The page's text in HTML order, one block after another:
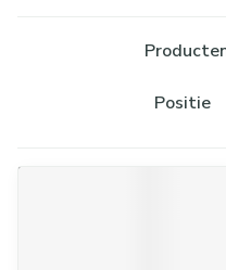
Sorteer op: